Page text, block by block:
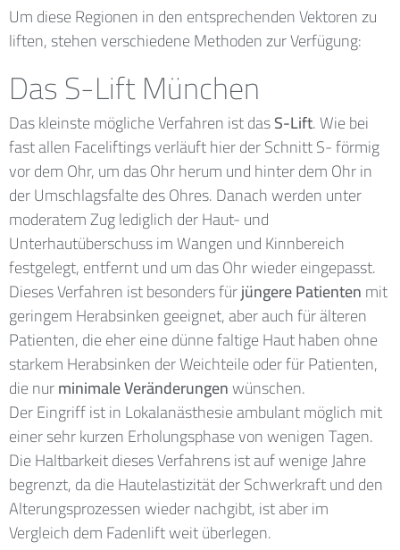
Um diese Regionen in den entsprechenden Vektoren zu
liften, stehen verschiedene Methoden zur Verfügung:
Das S-Lift München
Das kleinste mögliche Verfahren ist dasS-Lift. Wie bei
fast allen Faceliftings verläuft hier der Schnitt S- förmig
vor dem Ohr, um das Ohr herum und hinter dem Ohr in
der Umschlagsfalte des Ohres. Danach werden unter
moderatem Zug lediglich der Haut- und
Unterhautüberschuss im Wangen und Kinnbereich
festgelegt, entfernt und um das Ohr wieder eingepasst.
Dieses Verfahren ist besonders fürjüngere Patientenmit
geringem Herabsinken geeignet, aber auch für älteren
Patienten, die eher eine dünne faltige Haut haben ohne
starkem Herabsinken der Weichteile oder für Patienten,
die nurminimale Veränderungenwünschen.
Der Eingriff ist in Lokalanästhesie ambulant möglich mit
einer sehr kurzen Erholungsphase von wenigen Tagen.
Die Haltbarkeit dieses Verfahrens ist auf wenige Jahre
begrenzt, da die Hautelastizität der Schwerkraft und den
Alterungsprozessen wieder nachgibt, ist aber im
Vergleich dem Fadenlift weit überlegen.